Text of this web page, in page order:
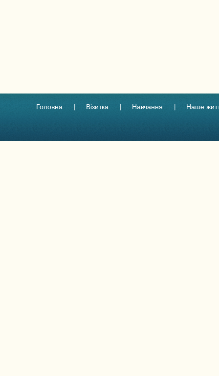
Головна Візитка Навчання Наше